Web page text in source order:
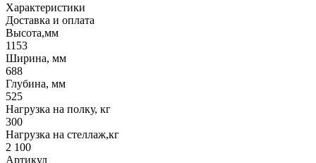
Характеристики
Доставка и оплата
Высота,мм
1153
Ширина, мм
688
Глубина, мм
525
Нагрузка на полку, кг
300
Нагрузка на стеллаж,кг
2 100
Артикул